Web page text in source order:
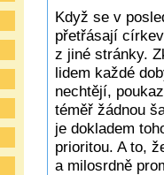
Když se v
přetřásají
z jiné stránky.
lidem každé
nechtějí,
téměř žádnou
je dokladem
prioritou. A to,
a milosrdně